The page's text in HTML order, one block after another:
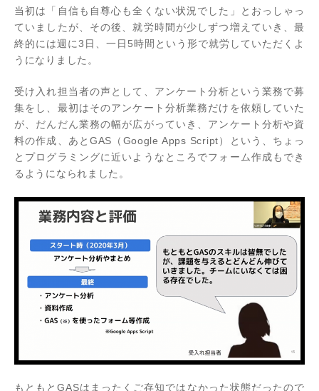
当初は「自信も自尊心も全くない状況でした」とおっしゃっ
ていましたが、その後、就労時間が少しずつ増えていき、最
終的には週に3日、一日5時間という形で就労していただくよ
うになりました。
受け入れ担当者の声として、アンケート分析という業務で募
集をし、最初はそのアンケート分析業務だけを依頼していた
が、だんだん業務の幅が広がっていき、アンケート分析や資
料の作成、あとGAS（Google Apps Script）という、ちょっ
とプログラミングに近いようなところでフォーム作成もでき
るようになられました。
もともとGASはまったくご存知ではなかった状態だったので